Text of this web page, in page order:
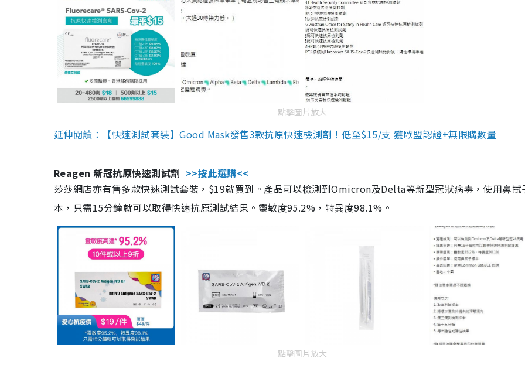
點擊圖片放大
延伸閱讀：【快速測試套裝】Good Mask發售3款抗原快速檢測劑！低至$15/支 獲歐盟認證+無限購數量
Reagen 新冠抗原快速測試劑 >>按此選購<<
莎莎網店亦有售多款快速測試套裝，$19就買到。產品可以檢測到Omicron及Delta等新型冠狀病毒，使用鼻拭
本，只需15分鐘就可以取得快速抗原測試結果。靈敏度95.2%，特異度98.1%。
點擊圖片放大